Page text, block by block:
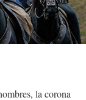
la corona